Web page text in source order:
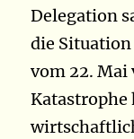
Delegation
die
vom 22. Mai
Katastrophe